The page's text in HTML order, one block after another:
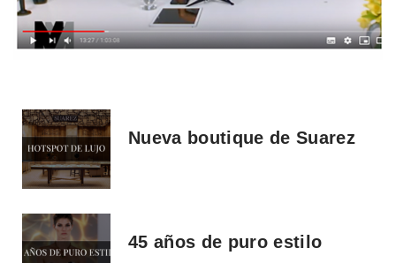
Nueva boutique de Suarez
45 años de puro estilo